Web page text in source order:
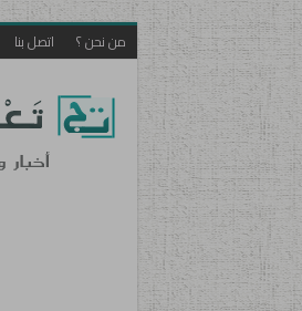
من نحن ؟ اتصل بنا